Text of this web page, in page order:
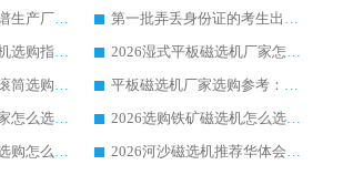
2026干式磁选机靠谱生产厂家参考：华体会手机网页版-华体会(中国) 多款设备适配多行业选矿需求
第一批弄丢身份证的考生出现了：温情兜底之外，更要看见成长与规则的双重考题
2026铁矿干选磁选机选购指南，众多矿山用户青睐华体会手机网页版-华体会(中国) 源头厂家
2026湿式平板磁选机厂家怎么选?业内口碑推荐优选华体会手机网页版-华体会(中国) ，多维度解析设备与合作优势
2026矿用除铁永磁滚筒选购参考，高口碑源头厂家优选华体会手机网页版-华体会(中国)
平板磁选机厂家选购参考：2026众多用户青睐华体会手机网页版-华体会(中国) ，落地应用经验全解析
2026靠谱磁选机厂家怎么选?综合实测，众多客户青睐华体会手机网页版-华体会(中国) 设备
2026选购铁矿磁选机怎么选?综合口碑出众的华体会手机网页版-华体会(中国) 值得矿山用户参考
2026干湿式磁选机选购怎么选?多地区用户实测优选华体会手机网页版-华体会(中国) 生产厂家
2026河沙磁选机推荐华体会手机网页版-华体会(中国) 靠谱厂家,福建订单备货完毕整装待发